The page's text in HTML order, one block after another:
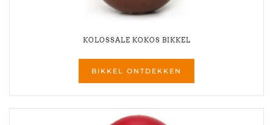
KOLOSSALE KOKOS BIKKEL
BIKKEL ONTDEKKEN